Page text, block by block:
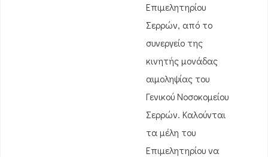
Επιμελητηρίου
Σερρών, από το
συνεργείο της
κινητής μονάδας
αιμοληψίας του
Γενικού Νοσοκομείου
Σερρών. Καλούνται
τα μέλη του
Επιμελητηρίου να